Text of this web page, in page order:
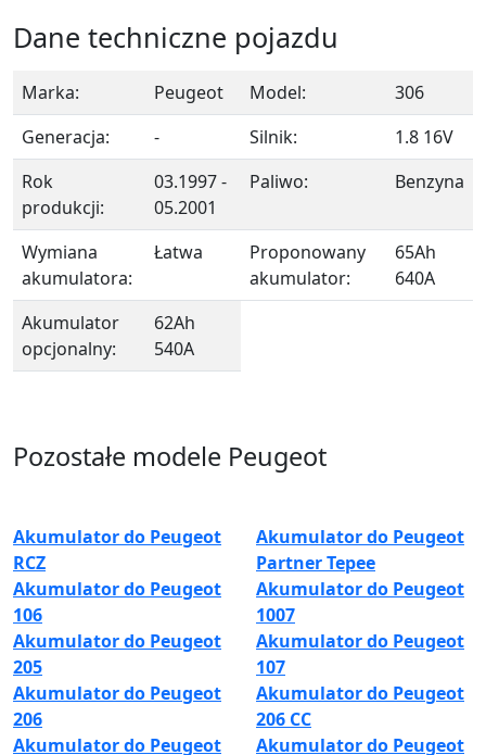
Dane techniczne pojazdu
Marka: Peugeot Model:
306
Generacja:
- Silnik:
1.8 16V
Rok
produkcji:
03.1997 -
05.2001
Paliwo: Benzyna
Wymiana
akumulatora:
Łatwa
Proponowany
akumulator:
65Ah
640A
Akumulator
opcjonalny:
62Ah
540A
Pozostałe modele Peugeot
Akumulator do Peugeot
RCZ
Akumulator do Peugeot
Partner Tepee
Akumulator do Peugeot
106
Akumulator do Peugeot
1007
Akumulator do Peugeot
205
Akumulator do Peugeot
107
Akumulator do Peugeot
206
Akumulator do Peugeot
206 CC
Akumulator do Peugeot
Akumulator do Peugeot